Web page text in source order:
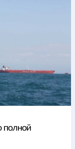
полной